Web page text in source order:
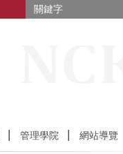
管理學院 網站導覽